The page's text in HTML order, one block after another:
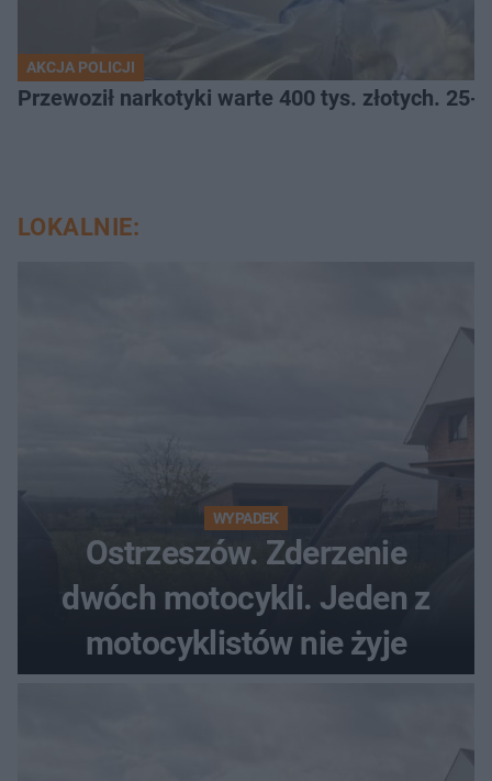
AKCJA POLICJI
Przewoził narkotyki warte 400 tys. złotych.
LOKALNIE:
WYPADEK
Ostrzeszów. Zderzenie
dwóch motocykli. Jeden z
motocyklistów nie żyje